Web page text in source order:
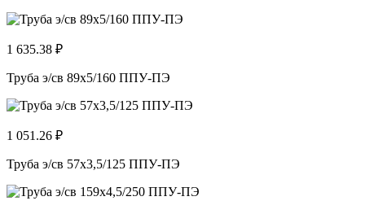
1 635.38 ₽
Труба э/св 89х5/160 ППУ-ПЭ
1 051.26 ₽
Труба э/св 57х3,5/125 ППУ-ПЭ